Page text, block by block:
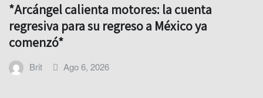
*Arcángel calienta motores: la cuenta
regresiva para su regreso a México ya
comenzó*
Brit Ago 6, 2026